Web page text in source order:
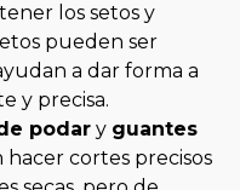
los setos y
pueden ser
a dar forma a
y precisa.
podar y guantes
cortes precisos